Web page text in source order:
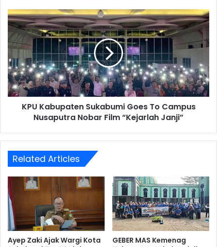
KPU Kabupaten Sukabumi Goes To Campus
Nusaputra Nobar Film “Kejarlah Janji”
Related Articles
Ayep Zaki Ajak Wargi Kota
GEBER MAS Kemenag